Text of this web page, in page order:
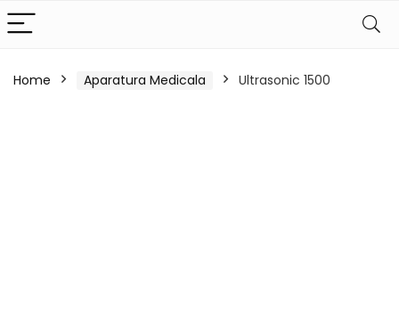
Home Aparatura Medicala Ultrasonic 1500